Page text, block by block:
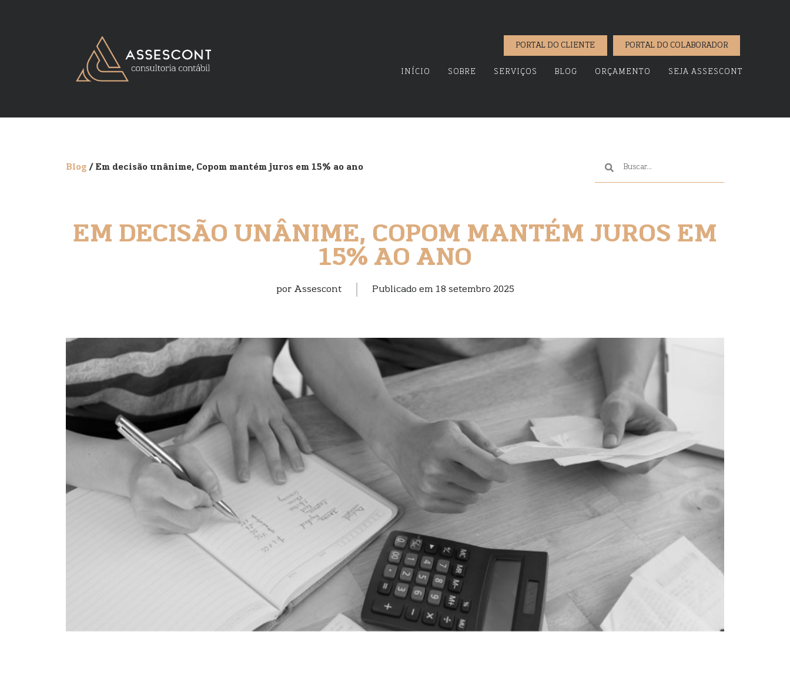
PORTAL DO CLIENTE PORTAL DO COLABORADOR
INÍCIO SOBRE SERVIÇOS BLOG ORÇAMENTO SEJA ASSESCONT
Blog/ Em decisão unânime, Copom mantém juros em 15% ao ano
EM DECISÃO UNÂNIME, COPOM MANTÉM JUROS EM
15% AO ANO
por Assescont Publicado em 18 setembro 2025